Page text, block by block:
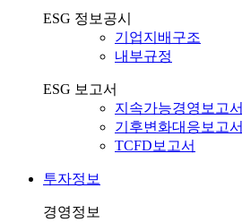
ESG 정보공시
기업지배구조
내부규정
ESG 보고서
지속가능경영보고서
기후변화대응보고서
TCFD보고서
투자정보
경영정보